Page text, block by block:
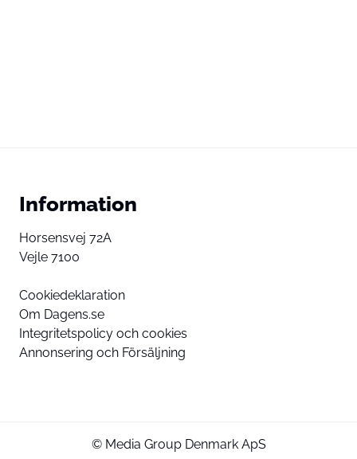
Information
Horsensvej 72A
Vejle 7100
Cookiedeklaration
Om Dagens.se
Integritetspolicy och cookies
Annonsering och Försäljning
© Media Group Denmark ApS